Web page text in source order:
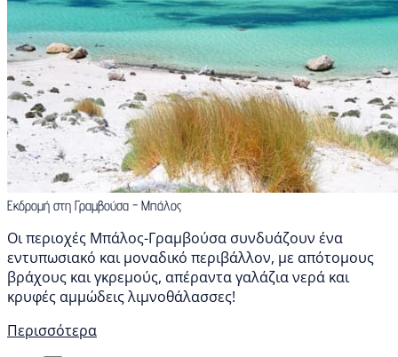
Εκδρομή στη Γραμβούσα - Μπάλος
Οι περιοχές Μπάλος-Γραμβούσα συνδυάζουν ένα
εντυπωσιακό και μοναδικό περιβάλλον, με απότομους
βράχους και γκρεμούς, απέραντα γαλάζια νερά και
κρυφές αμμώδεις λιμνοθάλασσες!
Περισσότερα